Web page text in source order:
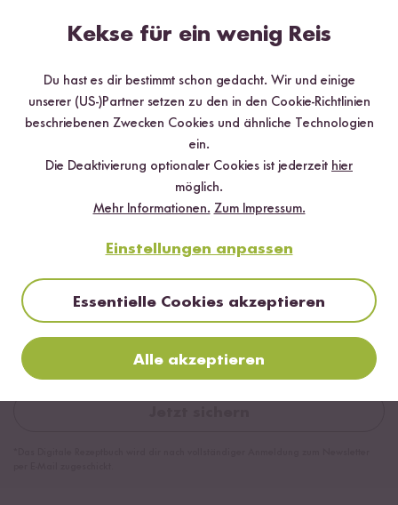
✔️ 25 leckere Rezepte aus unseren bunten Kochwelten
✔️ Von Sushi über Curry bis hin zu Desserts
✔️ Inklusive Tipps & Tricks für die Zubereitung
Kekse für ein wenig Reis
Du hast es dir bestimmt schon gedacht. Wir und einige
unserer (US-)Partner setzen zu den in den Cookie-Richtlinien
beschriebenen Zwecken Cookies und ähnliche Technologien
ein.
Die Deaktivierung optionaler Cookies ist jederzeit hier
möglich.
Mehr Informationen. Zum Impressum.
Einstellungen anpassen
Essentielle Cookies akzeptieren
Alle akzeptieren